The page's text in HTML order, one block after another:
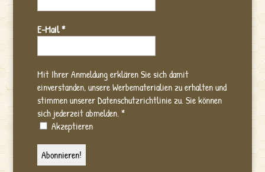
E-Mail*
Mit Ihrer Anmeldung erklären Sie sich damit
einverstanden, unsere Werbematerialien zu erhalten und
stimmen unserer Datenschutzrichtlinie zu. Sie können
sich jederzeit abmelden.*
Akzeptieren